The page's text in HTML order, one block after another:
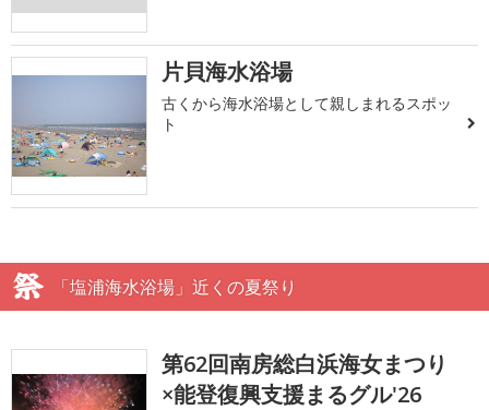
片貝海水浴場
古くから海水浴場として親しまれるスポッ
ト
「塩浦海水浴場」近くの夏祭り
第62回南房総白浜海女まつり
×能登復興支援まるグル'26